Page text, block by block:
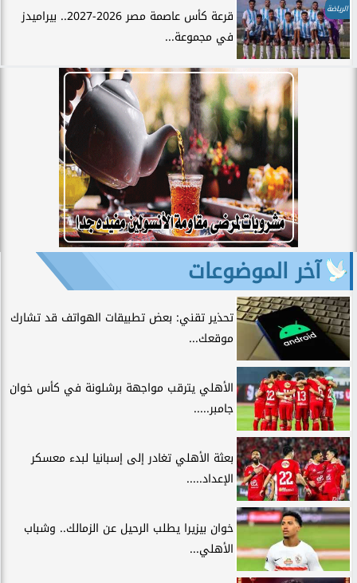
الرياضة
قرعة كأس عاصمة مصر 2026-2027.. بيراميدز
في مجموعة...
آخر الموضوعات
تحذير تقني: بعض تطبيقات الهواتف قد تشارك
موقعك...
الأهلي يترقب مواجهة برشلونة في كأس خوان
جامبر.....
بعثة الأهلي تغادر إلى إسبانيا لبدء معسكر
الإعداد.....
خوان بيزيرا يطلب الرحيل عن الزمالك.. وشباب
الأهلي...